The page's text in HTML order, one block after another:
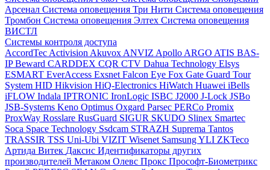
Арсенал Система оповещения Три Нити Система оповещения
Тромбон Система оповещения Элтех Система оповещения
ВИСТЛ
Системы контроля доступа
AccordTec Activision Akuvox ANVIZ Apollo ARGO ATIS BAS-
IPBeward CARDDEX CQR CTV Dahua Technology Elsys
ESMART EverAccess Exsnet Falcon Eye Fox Gate Guard Tour
System HID Hikvision HiQ-Electronics HiWatch Huawei iBells
iFLOW Indala IPTRONIC IronLogic ISBC J2000 J-Lock JSBo
JSB-Systems Keno Optimus Oxgard Parsec PERCo Promix
ProxWay Rosslare RusGuard SIGUR SKUDO Slinex Smartec
Soca Space Technology Ssdcam STRAZH Suprema Tantos
TRASSIR TSS Uni-Ubi VIZIT Wisenet SamsungYLI ZKTeco
Артида Витек Даксис Идентификаторы других
производителей Метаком Олевс Прокс Прософт-Биометрикс